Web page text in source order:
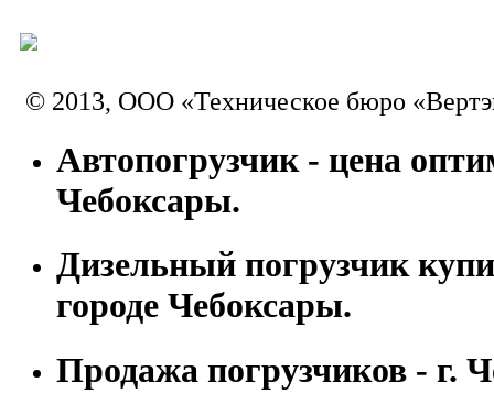
© 2013, ООО «Техническое бюро
Автопогрузчик - цена
Чебоксары.
Дизельный погрузчик
городе Чебоксары.
Продажа погрузчиков - г.